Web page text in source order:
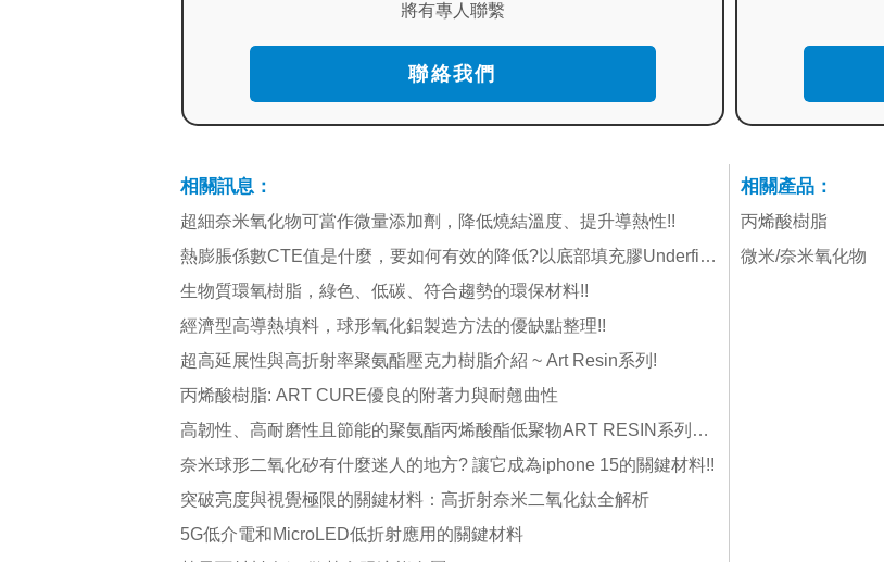
將有專人聯繫
聯絡我們
相關訊息：
超細奈米氧化物可當作微量添加劑，降低燒結溫度、提升導熱性!!
熱膨脹係數CTE值是什麼，要如何有效的降低?以底部填充膠Underfill為例
生物質環氧樹脂，綠色、低碳、符合趨勢的環保材料!!
經濟型高導熱填料，球形氧化鋁製造方法的優缺點整理!!
超高延展性與高折射率聚氨酯壓克力樹脂介紹 ~ Art Resin系列!
丙烯酸樹脂: ART CURE優良的附著力與耐翹曲性
高韌性、高耐磨性且節能的聚氨酯丙烯酸酯低聚物ART RESIN系列介紹!!
奈米球形二氧化矽有什麼迷人的地方? 讓它成為iphone 15的關鍵材料!!
突破亮度與視覺極限的關鍵材料：高折射奈米二氧化鈦全解析
5G低介電和MicroLED低折射應用的關鍵材料
相關產品：
丙烯酸樹脂
微米/奈米氧化物